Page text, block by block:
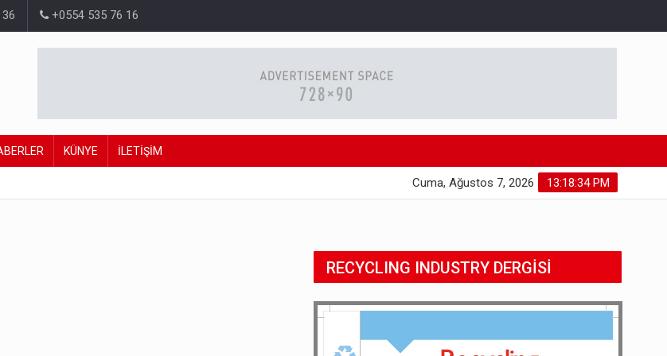
+0554 535 76 16
KÜNYE İLETİŞİM
13:18:35 PM
Cuma, Ağustos 7, 2026
RECYCLING INDUSTRY DERGİSİ